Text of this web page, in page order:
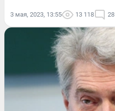
3 мая, 2023, 13:55 13 118 28